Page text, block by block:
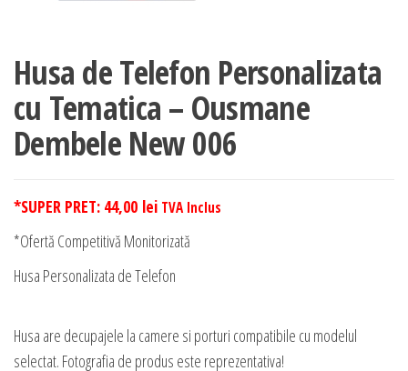
Husa de Telefon Personalizata
cu Tematica – Ousmane
Dembele New 006
*SUPER PRET: 44,00 lei TVA Inclus
*Ofertă Competitivă Monitorizată
Husa Personalizata de Telefon
Husa are decupajele la camere si porturi compatibile cu modelul
selectat. Fotografia de produs este reprezentativa!